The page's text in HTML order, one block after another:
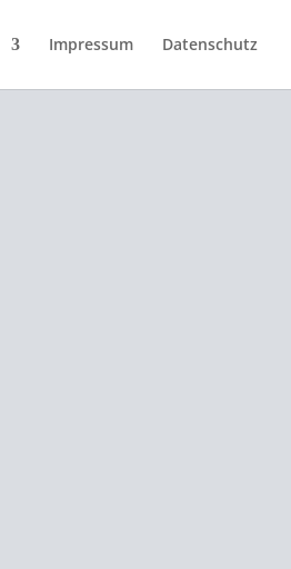
Impressum Datenschutz